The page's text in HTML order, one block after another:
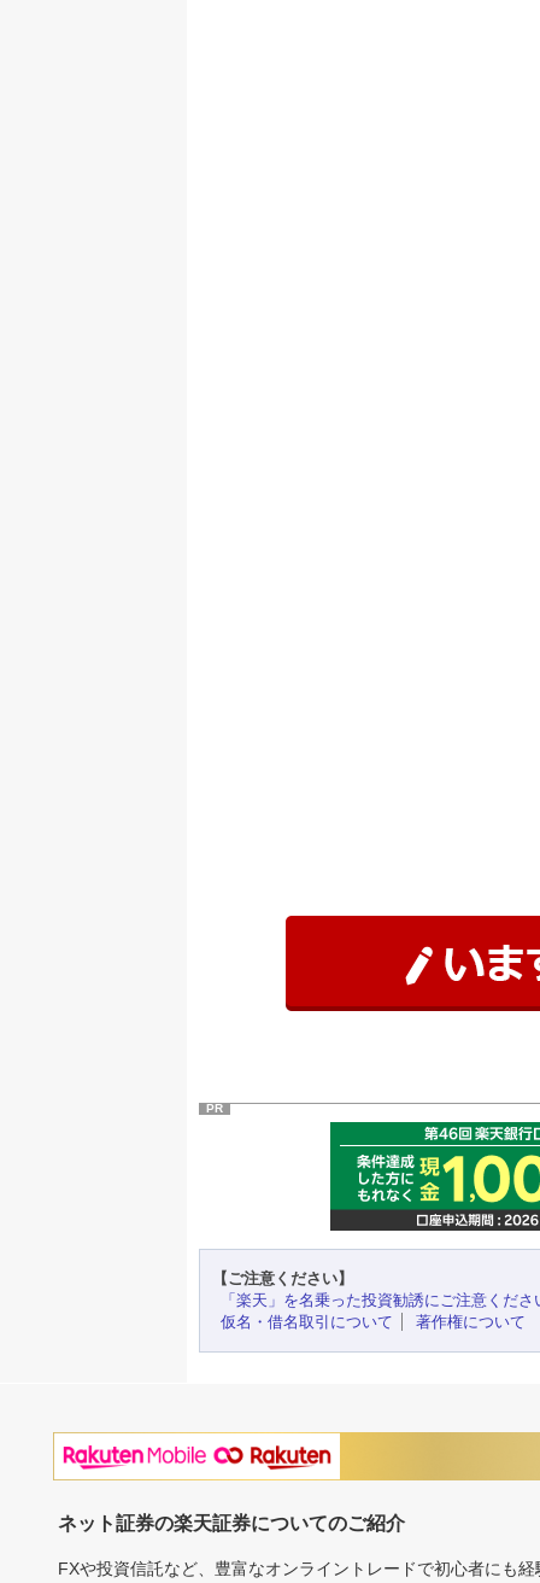
PR
【ご注意ください】
「楽天」を名乗った投資勧誘にご注意くださ
仮名・借名取引について
著作権について
ネット証券の楽天証券についてのご紹介
FXや投資信託など、豊富なオンライントレードで初心者にも